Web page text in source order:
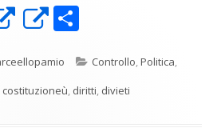
Apre
una
nuova
Apre
una
nuova
n
di
Categorie
Controllo,Politica,
costituzioneù, diritti, divieti